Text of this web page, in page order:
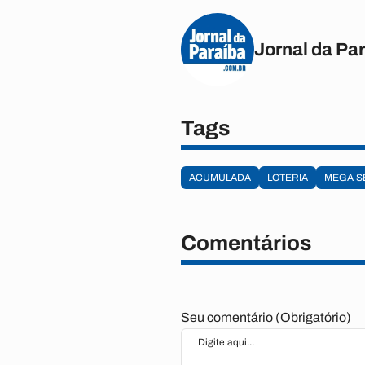
Jornal da
Tags
ACUMULADA LOTERIA MEGA
Comentários
Seu comentário (Obrigatório)